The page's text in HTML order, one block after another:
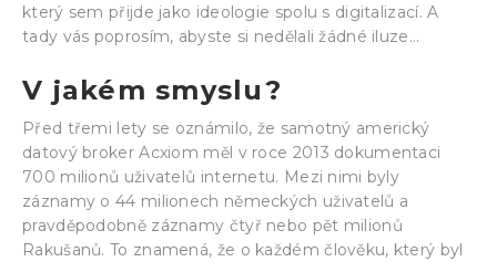
který sem přijde jako ideologie spolu s digitalizací. A
tady vás poprosím, abyste si nedělali žádné iluze…
V jakém smyslu?
Před třemi lety se oznámilo, že samotný americký
datový broker Acxiom měl v roce 2013 dokumentaci
700 milionů uživatelů internetu. Mezi nimi byly
záznamy o 44 milionech německých uživatelů a
pravděpodobně záznamy čtyř nebo pět milionů
Rakušanů. To znamená, že o každém člověku, který byl